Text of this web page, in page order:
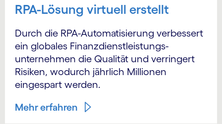
RPA-Lösung virtuell erstellt
Durch die RPA-Automatisierung verbessert
ein globales Finanz­dienst­leistungs­
unternehmen die Qualität und verringert
Risiken, wodurch jährlich Millionen
eingespart werden.
Mehr erfahren